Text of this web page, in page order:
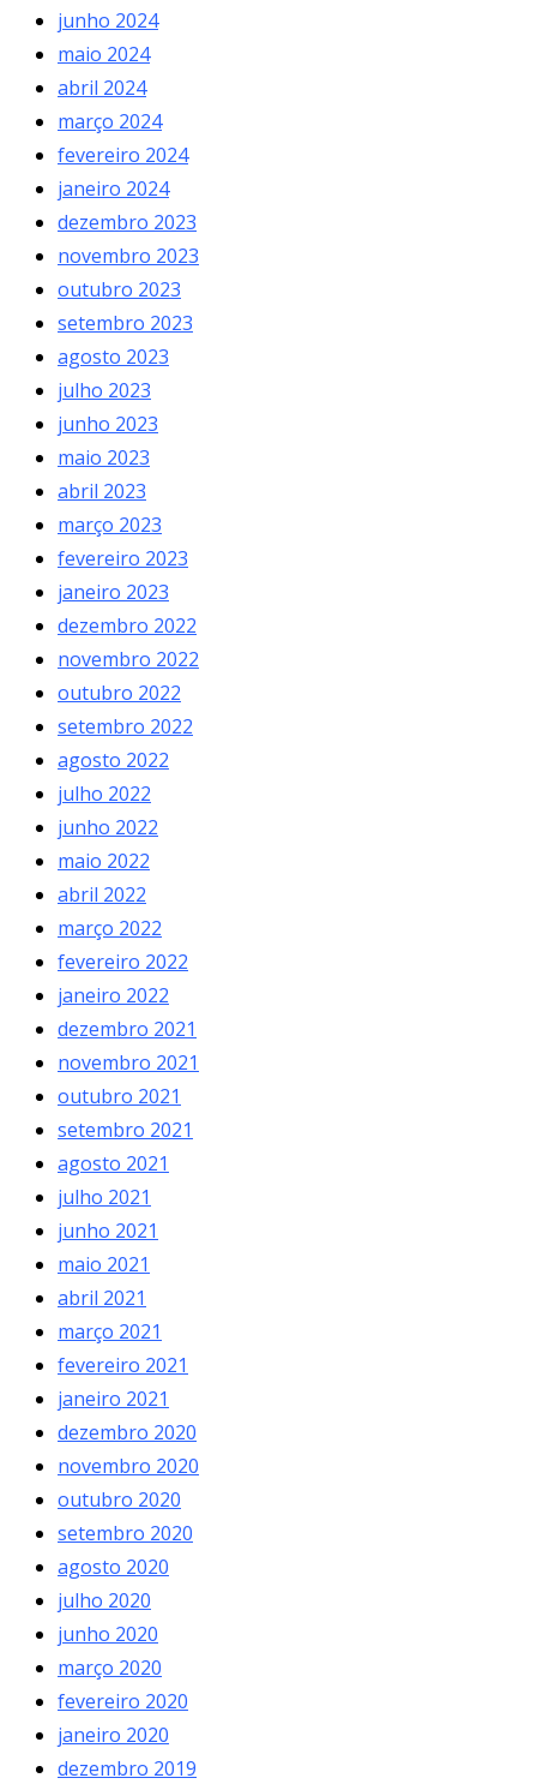
junho 2024
maio 2024
abril 2024
março 2024
fevereiro 2024
janeiro 2024
dezembro 2023
novembro 2023
outubro 2023
setembro 2023
agosto 2023
julho 2023
junho 2023
maio 2023
abril 2023
março 2023
fevereiro 2023
janeiro 2023
dezembro 2022
novembro 2022
outubro 2022
setembro 2022
agosto 2022
julho 2022
junho 2022
maio 2022
abril 2022
março 2022
fevereiro 2022
janeiro 2022
dezembro 2021
novembro 2021
outubro 2021
setembro 2021
agosto 2021
julho 2021
junho 2021
maio 2021
abril 2021
março 2021
fevereiro 2021
janeiro 2021
dezembro 2020
novembro 2020
outubro 2020
setembro 2020
agosto 2020
julho 2020
junho 2020
março 2020
fevereiro 2020
janeiro 2020
dezembro 2019